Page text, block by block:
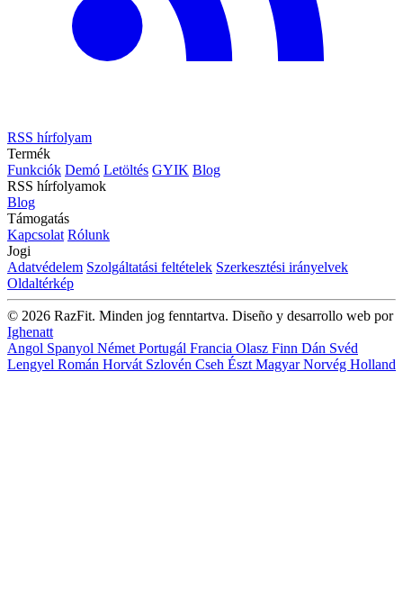
RSS hírfolyam
Termék
Funkciók Demó Letöltés GYIK Blog
RSS hírfolyamok
Blog
Támogatás
Kapcsolat Rólunk
Jogi
Adatvédelem Szolgáltatási feltételek Szerkesztési irányelvek
Oldaltérkép
© 2026 RazFit. Minden jog fenntartva. Diseño y desarrollo web por
Ighenatt
Angol Spanyol Német Portugál Francia Olasz Finn Dán Svéd
Lengyel Román Horvát Szlovén Cseh Észt MagyarNorvég Holland